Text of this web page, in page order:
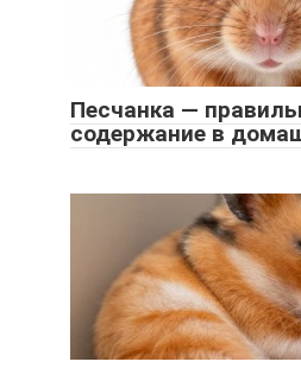
Песчанка —
содержание в